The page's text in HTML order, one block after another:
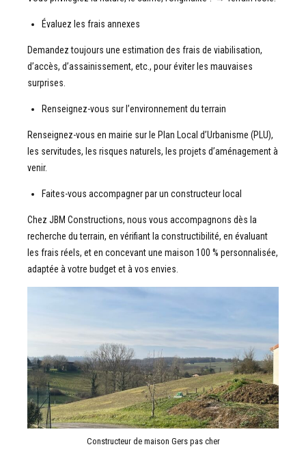
Évaluez les frais annexes
Demandez toujours une estimation des frais de viabilisation,
d’accès, d’assainissement, etc., pour éviter les mauvaises
surprises.
Renseignez-vous sur l’environnement du terrain
Renseignez-vous en mairie sur le Plan Local d’Urbanisme (PLU),
les servitudes, les risques naturels, les projets d’aménagement à
venir.
Faites-vous accompagner par un constructeur local
Chez JBM Constructions, nous vous accompagnons dès la
recherche du terrain, en vérifiant la constructibilité, en évaluant
les frais réels, et en concevant une maison 100 % personnalisée,
adaptée à votre budget et à vos envies.
Constructeur de maison Gers pas cher